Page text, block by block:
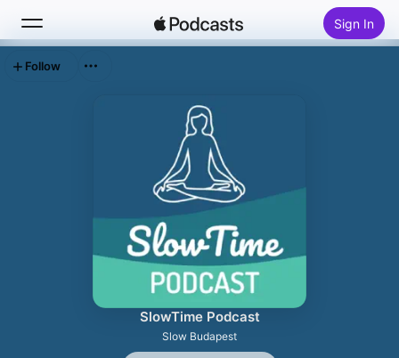
Sign In
SlowTime Podcast
Slow Budapest
Follow